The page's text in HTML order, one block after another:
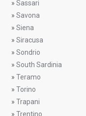
» Sassari
» Savona
» Siena
» Siracusa
» Sondrio
» South Sardinia
» Teramo
» Torino
» Trapani
» Trentino